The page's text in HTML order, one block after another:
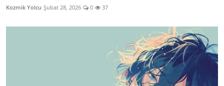
Kozmik Yolcu Şubat 28, 2026 0 37